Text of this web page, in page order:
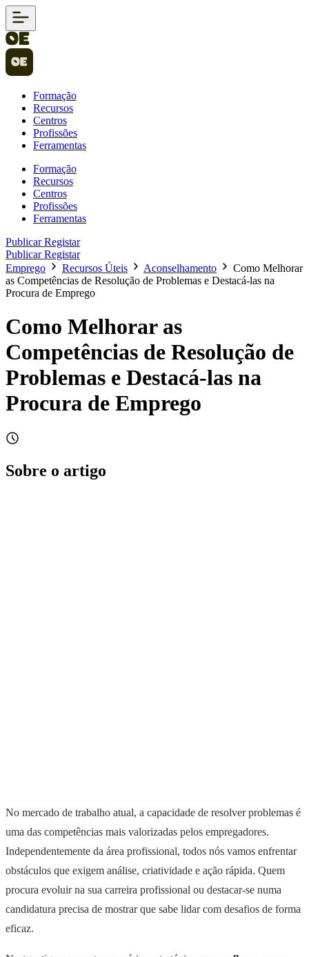
Formação
Recursos
Centros
Profissões
Ferramentas
Formação
Recursos
Centros
Profissões
Ferramentas
PublicarRegistar
PublicarRegistar
Emprego
Recursos Úteis Aconselhamento
Como Melhorar
as Competências de Resolução de Problemas e Destacá-las na
Procura de Emprego
Como Melhorar as
Competências de Resolução de
Problemas e Destacá-las na
Procura de Emprego
Sobre o artigo
No mercado de trabalho atual, a capacidade de resolver problemas é
uma das competências mais valorizadas pelos empregadores.
Independentemente da área profissional, todos nós vamos enfrentar
obstáculos que exigem análise, criatividade e ação rápida. Quem
procura evoluir na sua carreira profissional ou destacar-se numa
candidatura precisa de mostrar que sabe lidar com desafios de forma
eficaz.